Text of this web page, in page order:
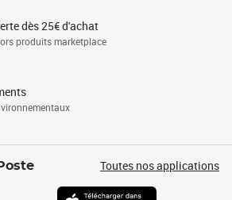
dès 25€ d'achat
produits marketplace
Toutes nos applications